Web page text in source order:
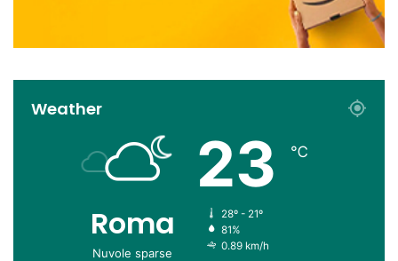
Weather
Roma
Nuvole sparse
23 ℃
28º - 21º
81%
0.89 km/h